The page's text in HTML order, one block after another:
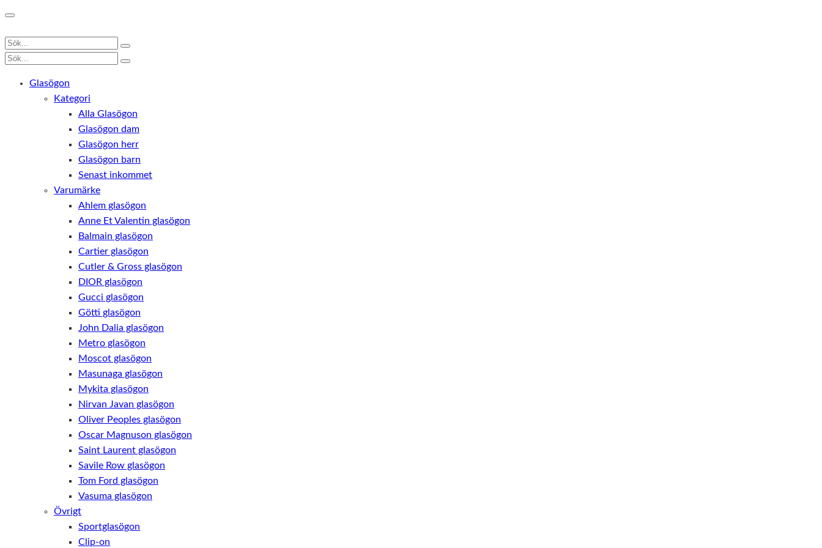
Glasögon
Kategori
Alla Glasögon
Glasögon dam
Glasögon herr
Glasögon barn
Senast inkommet
Varumärke
Ahlem glasögon
Anne Et Valentin glasögon
Balmain glasögon
Cartier glasögon
Cutler & Gross glasögon
DIOR glasögon
Gucci glasögon
Götti glasögon
John Dalia glasögon
Metro glasögon
Moscot glasögon
Masunaga glasögon
Mykita glasögon
Nirvan Javan glasögon
Oliver Peoples glasögon
Oscar Magnuson glasögon
Saint Laurent glasögon
Savile Row glasögon
Tom Ford glasögon
Vasuma glasögon
Övrigt
Sportglasögon
Clip-on